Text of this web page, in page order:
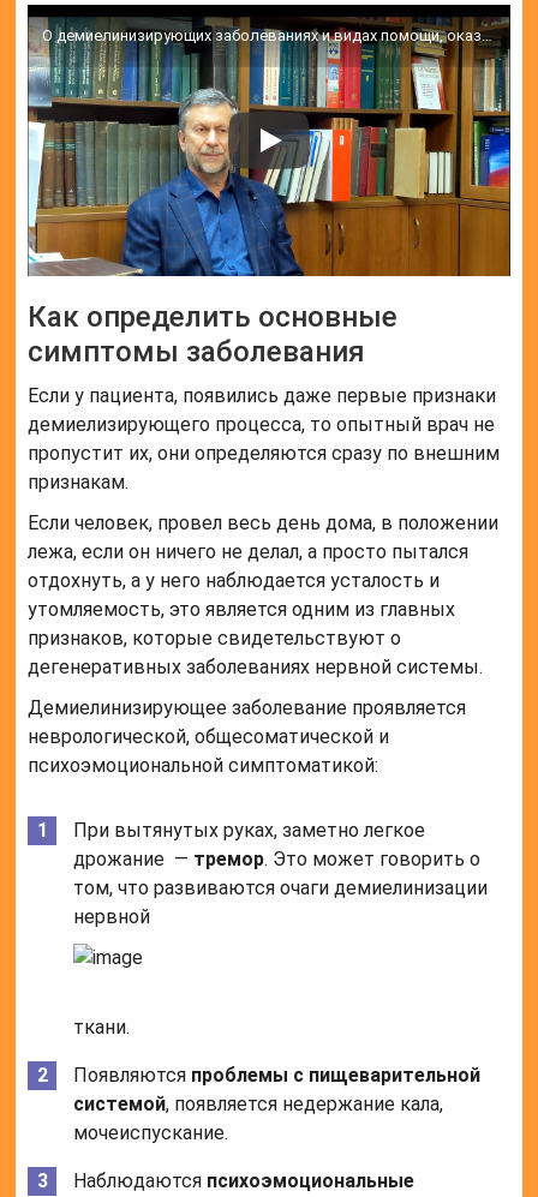
О демиелинизирующих заболеваниях и видах помощи, оказываемых по этому направлению в Центре Алмазова
Как определить основные
симптомы заболевания
Если у пациента, появились даже первые признаки
демиелизирующего процесса, то опытный врач не
пропустит их, они определяются сразу по внешним
признакам.
Если человек, провел весь день дома, в положении
лежа, если он ничего не делал, а просто пытался
отдохнуть, а у него наблюдается усталость и
утомляемость, это является одним из главных
признаков, которые свидетельствуют о
дегенеративных заболеваниях нервной системы.
Демиелинизирующее заболевание проявляется
неврологической, общесоматической и
психоэмоциональной симптоматикой:
При вытянутых руках, заметно легкое
дрожание — тремор. Это может говорить о
том, что развиваются очаги демиелинизации
нервной
ткани.
Появляются проблемы с пищеварительной
системой, появляется недержание кала,
мочеиспускание.
Наблюдаются психоэмоциональные